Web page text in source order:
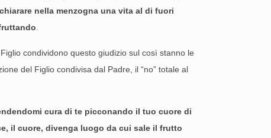
nella menzogna una vita al di fuori
condividono questo giudizio sul così stanno le
del Figlio condivisa dal Padre, il “no” totale al
cura di te picconando il tuo cuore di
il cuore, divenga luogo da cui sale il frutto